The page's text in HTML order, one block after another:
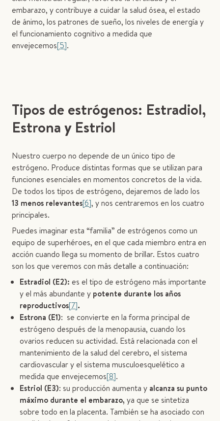
embarazo, y contribuye a cuidar la salud ósea, el estado
de ánimo, los patrones de sueño, los niveles de energía y
el funcionamiento cognitivo a medida que
envejecemos[5].
Tipos de estrógenos: Estradiol,
Estrona y Estriol
Nuestro cuerpo no depende de un único tipo de
estrógeno. Produce distintas formas que se utilizan para
funciones esenciales en momentos concretos de la vida.
De todos los tipos de estrógeno, dejaremos de lado los
13 menos relevantes[6], y nos centraremos en los cuatro
principales.
Puedes imaginar esta “familia” de estrógenos como un
equipo de superhéroes, en el que cada miembro entra en
acción cuando llega su momento de brillar. Estos cuatro
son los que veremos con más detalle a continuación:
Estradiol (E2): es el tipo de estrógeno más importante
y el más abundante y potente durante los años
reproductivos[7].
Estrona (E1): se convierte en la forma principal de
estrógeno después de la menopausia, cuando los
ovarios reducen su actividad. Está relacionada con el
mantenimiento de la salud del cerebro, el sistema
cardiovascular y el sistema musculoesquelético a
medida que envejecemos[8].
Estriol (E3): su producción aumenta y alcanza su punto
máximo durante el embarazo, ya que se sintetiza
sobre todo en la placenta. También se ha asociado con